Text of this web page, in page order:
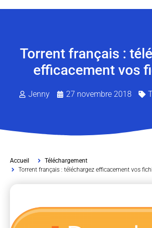
Torrent français :
efficacement vos
Jenny 27 novembre 2018
Accueil
Téléchargement
Torrent français : téléchargez efficacement vos